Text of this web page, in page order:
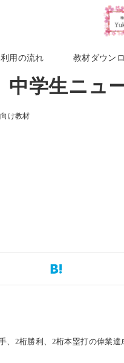
用の流れ 教材ダウン
学生ニュ
け教材
2桁勝利、2桁本塁打の偉業達